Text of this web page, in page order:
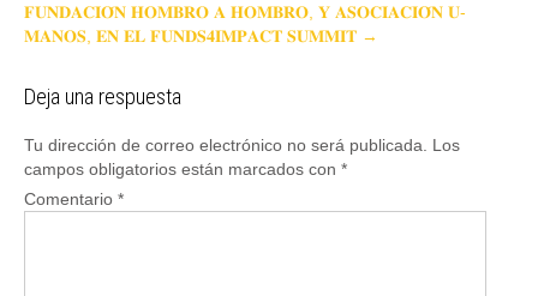
𝐅𝐔𝐍𝐃𝐀𝐂𝐈𝐎́𝐍 𝐇𝐎𝐌𝐁𝐑𝐎 𝐀 𝐇𝐎𝐌𝐁𝐑𝐎, 𝐘 𝐀𝐒𝐎𝐂𝐈𝐀𝐂𝐈𝐎́𝐍 𝐔-
𝐌𝐀𝐍𝐎𝐒, 𝐄𝐍 𝐄𝐋 𝐅𝐔𝐍𝐃𝐒𝟒𝐈𝐌𝐏𝐀𝐂𝐓 𝐒𝐔𝐌𝐌𝐈𝐓 →
Deja una respuesta
Tu dirección de correo electrónico no será publicada.
Los
campos obligatorios están marcados con *
Comentario *